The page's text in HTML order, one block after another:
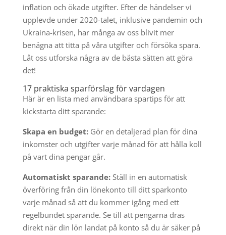
inflation och ökade utgifter. Efter de händelser vi
upplevde under 2020-talet, inklusive pandemin och
Ukraina-krisen, har många av oss blivit mer
benägna att titta på våra utgifter och försöka spara.
Låt oss utforska några av de bästa sätten att göra
det!
17 praktiska sparförslag för vardagen
Här är en lista med användbara spartips för att
kickstarta ditt sparande:
Skapa en budget: Gör en detaljerad plan för dina
inkomster och utgifter varje månad för att hålla koll
på vart dina pengar går.
Automatiskt sparande:Ställ in en automatisk
överföring från din lönekonto till ditt sparkonto
varje månad så att du kommer igång med ett
regelbundet sparande. Se till att pengarna dras
direkt när din lön landat på konto så du är säker på